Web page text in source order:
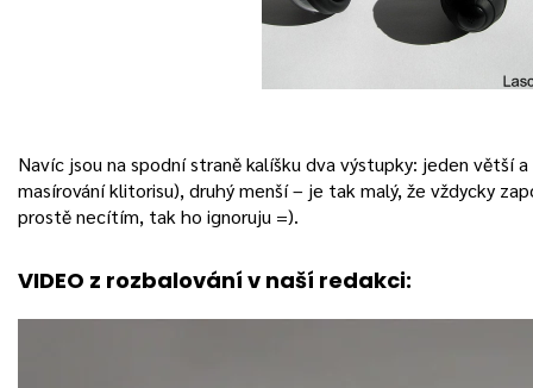
Navíc jsou na spodní straně kalíšku dva výstupky: jeden větší
masírování klitorisu), druhý menší – je tak malý, že vždycky
prostě necítím, tak ho ignoruju =).
VIDEO z rozbalování v naší redakci: